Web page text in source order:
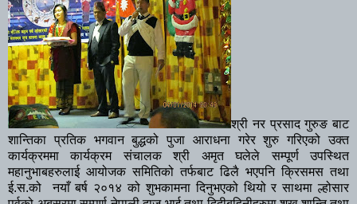
श्री नर प्रसाद गुरुङ बाट
शान्तिका प्रतिक भगवान बुद्धको पुजा आराधना गरेर शुरु गरिएको उक्त
कार्यक्रममा कार्यक्रम संचालक श्री अमृत घलेले सम्पूर्ण उपस्थित
महानुभाबहरुलाई आयोजक समितिको तर्फबाट ढिलै भएपनि क्रिसमस तथा
ई.स.को नयाँ बर्ष २०१४ को शुभकामना दिनुभएको थियो र साथमा ल्होसार